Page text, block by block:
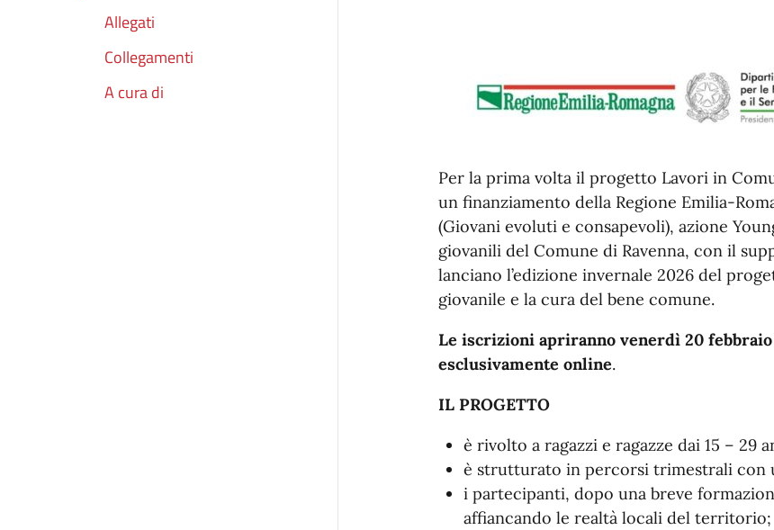
Allegati
Collegamenti
A cura di
Per la prima volta il progetto Lavori in
un finanziamento della Regione Emilia-
(Giovani evoluti e consapevoli), azione
giovanili del Comune di Ravenna, con il
lanciano l’edizione invernale 2026 del
giovanile e la cura del bene comune.
Le iscrizioni apriranno venerdì 20
esclusivamente online.
IL PROGETTO
è rivolto a ragazzi e ragazze dai 15 – 29
è strutturato in percorsi trimestrali con
i partecipanti, dopo una breve
affiancando le realtà locali del territorio;